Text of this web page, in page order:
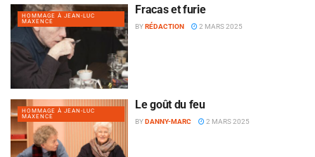
HOMMAGE À JEAN-LUC
MAXENCE
Fracas et furie
BYRÉDACTION 2 MARS 2025
HOMMAGE À JEAN-LUC
MAXENCE
Le goût du feu
BYDANNY-MARC 2 MARS 2025